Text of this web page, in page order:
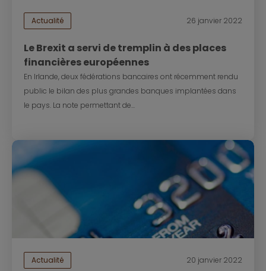
Actualité 26 janvier 2022
Le Brexit a servi de tremplin à des places
financières européennes
En Irlande, deux fédérations bancaires ont récemment rendu
public le bilan des plus grandes banques implantées dans
le pays. La note permettant de...
Actualité 20 janvier 2022